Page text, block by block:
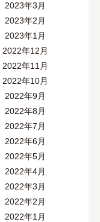
2023年3月
2023年2月
2023年1月
2022年12月
2022年11月
2022年10月
2022年9月
2022年8月
2022年7月
2022年6月
2022年5月
2022年4月
2022年3月
2022年2月
2022年1月